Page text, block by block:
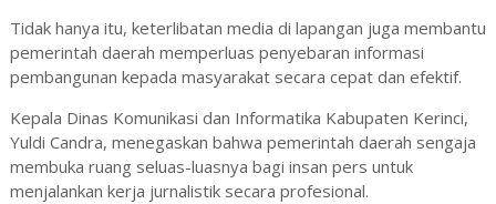
Tidak hanya itu, keterlibatan media di lapangan juga membantu
pemerintah daerah memperluas penyebaran informasi
pembangunan kepada masyarakat secara cepat dan efektif.
Kepala Dinas Komunikasi dan Informatika Kabupaten Kerinci,
Yuldi Candra, menegaskan bahwa pemerintah daerah sengaja
membuka ruang seluas-luasnya bagi insan pers untuk
menjalankan kerja jurnalistik secara profesional.